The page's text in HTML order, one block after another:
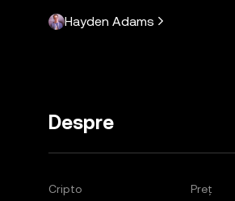
Hayden Adams
Despre
Cripto Preț